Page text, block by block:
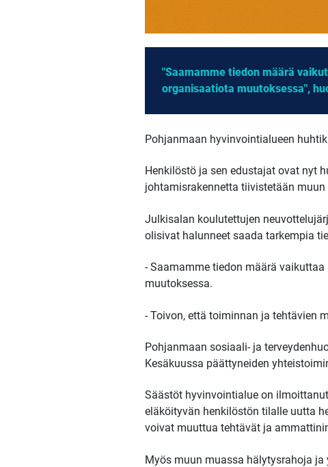
"Saamamme tiedon määrä
organisaatiota muutoksessa",
Pohjanmaan hyvinvointialueen
Henkilöstö ja sen edustajat ovat nyt
johtamisrakennetta tiivistetään
Julkisalan koulutettujen
olisivat halunneet saada tarkempia
- Saamamme tiedon määrä
muutoksessa.
- Toivon, että toiminnan ja tehtävien
Pohjanmaan sosiaali- ja
Kesäkuussa päättyneiden
Säästöt hyvinvointialue on
eläköityvän henkilöstön tilalle uutta
voivat muuttua tehtävät ja
Myös muun muassa hälytysrahoja